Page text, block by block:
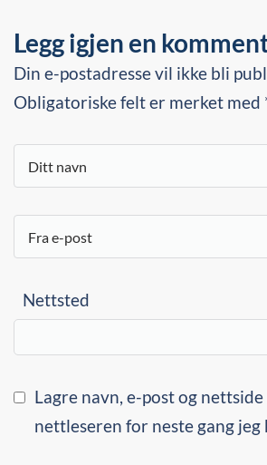
Legg igjen en
Din e-postadresse vil ikke bli
Obligatoriske felt er merket med
Nettsted
Lagre navn, e-post og
nettleseren for neste gang